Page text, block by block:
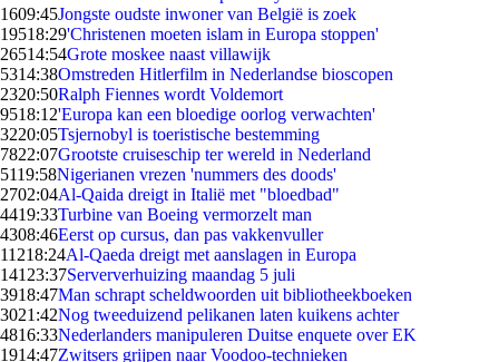
1609:45Jongste oudste inwoner van België is zoek
19518:29'Christenen moeten islam in Europa stoppen'
26514:54Grote moskee naast villawijk
5314:38Omstreden Hitlerfilm in Nederlandse bioscopen
2320:50Ralph Fiennes wordt Voldemort
9518:12'Europa kan een bloedige oorlog verwachten'
3220:05Tsjernobyl is toeristische bestemming
7822:07Grootste cruiseschip ter wereld in Nederland
5119:58Nigerianen vrezen 'nummers des doods'
2702:04Al-Qaida dreigt in Italië met "bloedbad"
4419:33Turbine van Boeing vermorzelt man
4308:46Eerst op cursus, dan pas vakkenvuller
11218:24Al-Qaeda dreigt met aanslagen in Europa
141 23:37Serververhuizing maandag 5 juli
3918:47Man schrapt scheldwoorden uit bibliotheekboeken
3021:42Nog tweeduizend pelikanen laten kuikens achter
4816:33Nederlanders manipuleren Duitse enquete over EK
1914:47Zwitsers grijpen naar Voodoo-technieken